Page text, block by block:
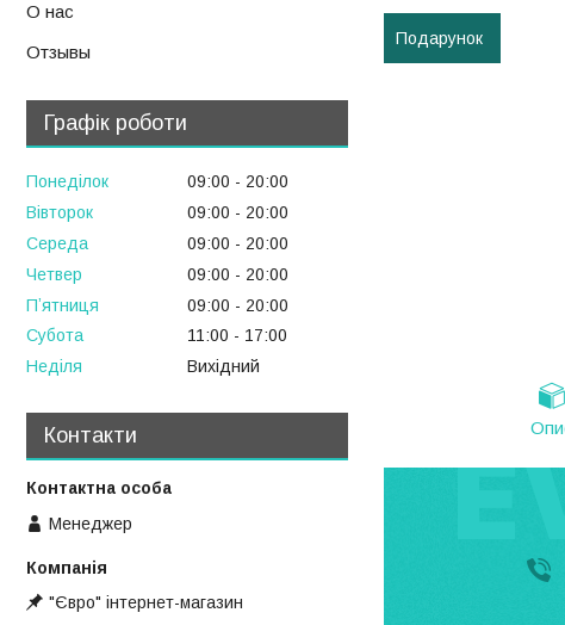
Подарунок
О нас
Отзывы
Графік роботи
Понеділок 09:00
20:00
Вівторок
09:00
20:00
Середа
09:00
20:00
Четвер
09:00
20:00
Пʼятниця
09:00
20:00
Субота
11:00
17:00
Неділя
Вихідний
Контакти
Менеджер
"Євро" інтернет-магазин